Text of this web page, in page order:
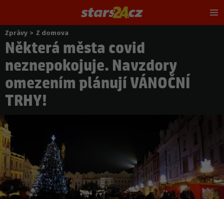
Nacházíte
se
zde:
Zprávy > Z domova
Některá města covid
neznepokojuje. Navzdory
omezením plánují VÁNOČNÍ
TRHY!